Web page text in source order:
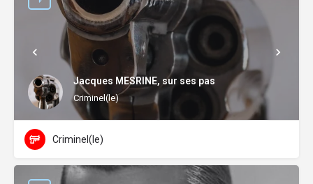
Jacques MESRINE, sur ses pas
Criminel(le)
Criminel(le)